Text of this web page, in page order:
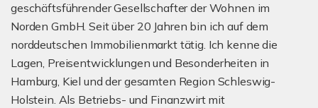
geschäftsführender Gesellschafter der Wohnen im
Norden GmbH. Seit über 20 Jahren bin ich auf dem
norddeutschen Immobilienmarkt tätig. Ich kenne die
Lagen, Preisentwicklungen und Besonderheiten in
Hamburg, Kiel und der gesamten Region Schleswig-
Holstein. Als Betriebs- und Finanzwirt mit